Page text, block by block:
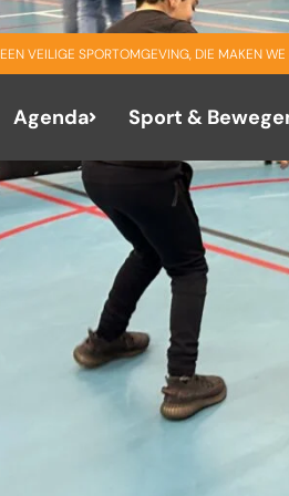
EEN VEILIGE SPORTOMGEVING, DIE MAKEN
Agenda Sport &